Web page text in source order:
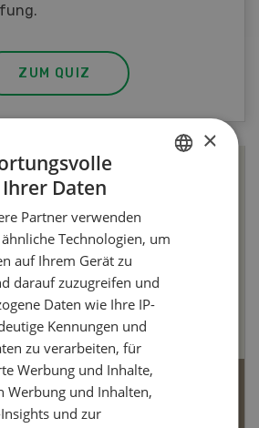
ZUM QUIZ
×
Daten
Partner verwenden
Technologien, um
auf Ihrem Gerät zu
darauf zuzugreifen und
Daten wie Ihre IP-
Kennungen und
zu verarbeiten, für
Werbung und Inhalte,
Werbung und Inhalten,
und zur